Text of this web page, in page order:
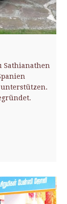
Sathianathen